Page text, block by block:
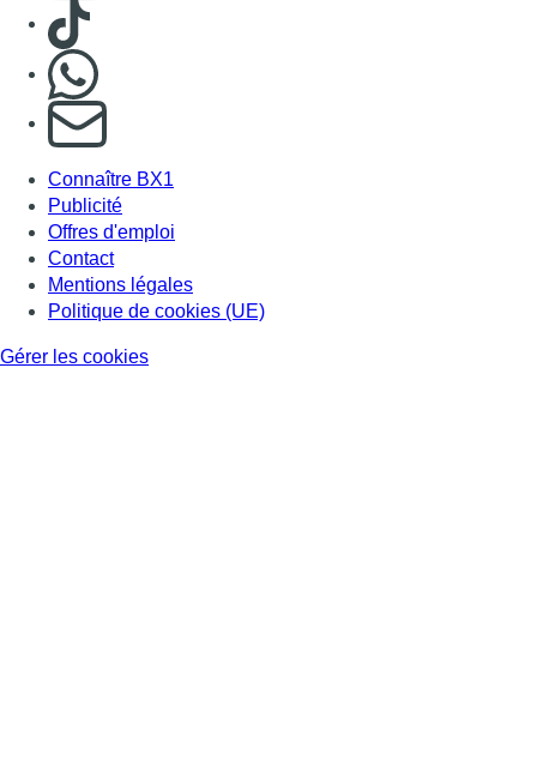
Consulter TikTok
S'abonner à notre newsletter
Connaître BX1
Publicité
Offres d'emploi
Contact
Mentions légales
Politique de cookies (UE)
Gérer les cookies